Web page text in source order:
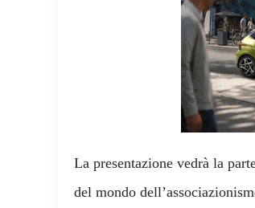
La presentazione vedrà la
del mondo